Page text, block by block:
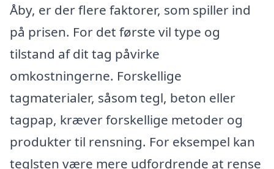
Åby, er der flere faktorer, som spiller ind
på prisen. For det første vil type og
tilstand af dit tag påvirke
omkostningerne. Forskellige
tagmaterialer, såsom tegl, beton eller
tagpap, kræver forskellige metoder og
produkter til rensning. For eksempel kan
teglsten være mere udfordrende at rense